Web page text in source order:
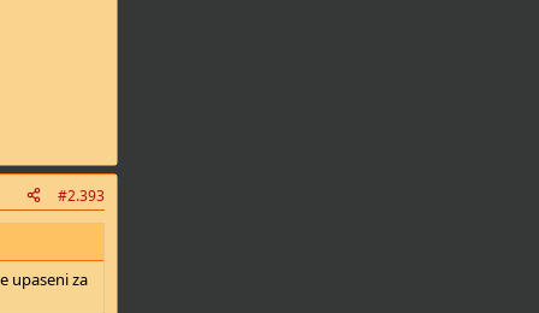
#2.393
upaseni za